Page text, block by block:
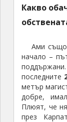
Какво
Ами
начало –
последните
метър
добре,
Плюят, че
през